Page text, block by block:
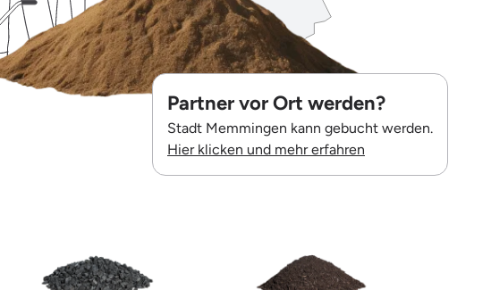
Partner vor Ort werden?
Stadt Memmingen kann gebucht werden.
Hier klicken und mehr erfahren